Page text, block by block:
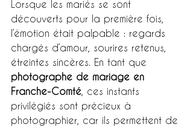
Lorsque les mariés se sont
découverts pour la première fois,
l’émotion était palpable : regards
chargés d’amour, sourires retenus,
étreintes sincères. En tant que
photographe de mariage en
Franche-Comté , ces instants
privilégiés sont précieux à
photographier, car ils permettent de